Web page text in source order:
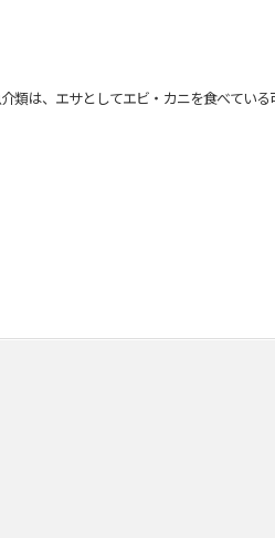
は、エサとしてエビ・カニを食べている